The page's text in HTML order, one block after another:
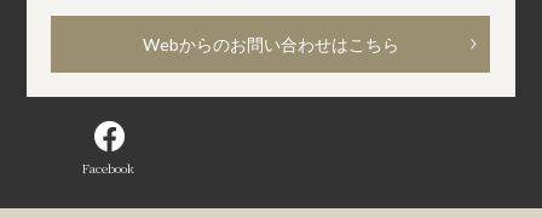
Webからのお問い合わせはこちら
Facebook